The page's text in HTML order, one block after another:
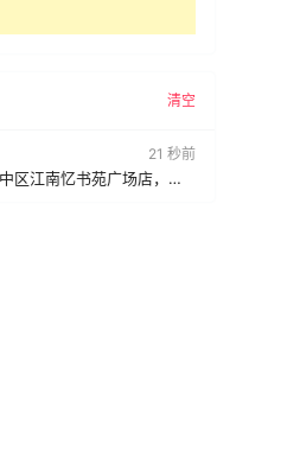
清空
22 秒前
区江南忆书苑广场店，品